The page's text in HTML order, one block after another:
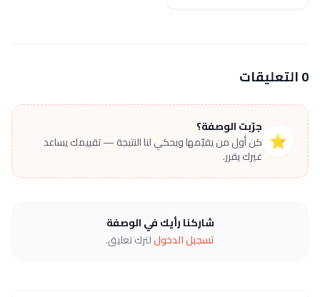
0 التعليقات
⭐
جرّبت الوصفة؟
كن أول من يقيّمها ويحكي لنا النتيجة — تقييمك يساعد
غيرك يقرر.
شاركنا رأيك في الوصفة
تسجيل الدخوللترك تعليق.